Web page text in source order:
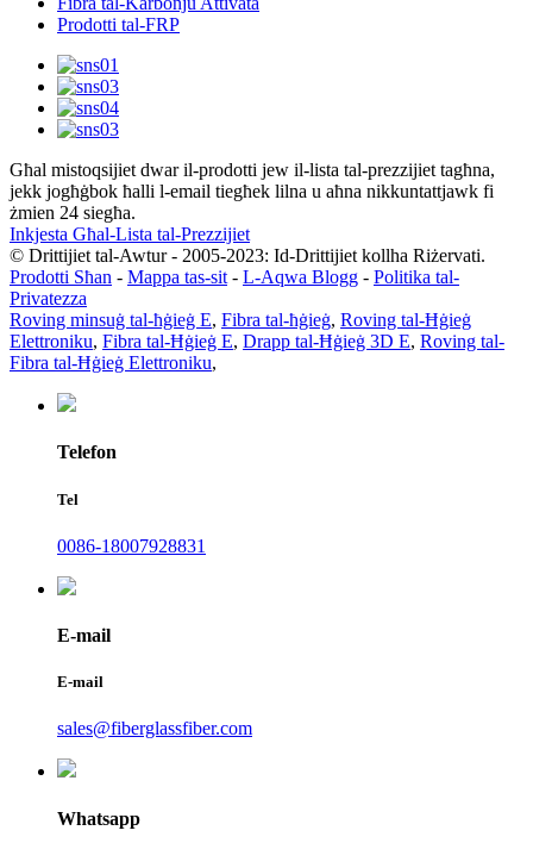
Prodotti tal-FRP
Għal mistoqsijiet dwar il-prodotti jew il-lista tal-prezzijiet tagħna,
jekk jogħġbok ħalli l-email tiegħek lilna u aħna nikkuntattjawk fi
żmien 24 siegħa.
Inkjesta Għal-Lista tal-Prezzijiet
© Drittijiet tal-Awtur - 2005-2023: Id-Drittijiet kollha Riżervati.
Prodotti Sħan - Mappa tas-sit - L-Aqwa Blogg - Politika tal-
Privatezza
Roving minsuġ tal-ħġieġ E, Fibra tal-ħġieġ, Roving tal-Ħġieġ
Elettroniku, Fibra tal-Ħġieġ E, Drapp tal-Ħġieġ 3D E, Roving tal-
Fibra tal-Ħġieġ Elettroniku,
Telefon
Tel
0086-18007928831
E-mail
E-mail
sales@fiberglassfiber.com
Whatsapp